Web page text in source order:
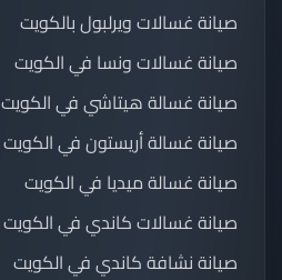
صيانة غسالات ويرلبول بالكويت
صيانة غسالات ونسا في الكويت
صيانة غسالة هيتاشي في الكويت
صيانة غسالة أريستون في الكويت
صيانة غسالة ميديا في الكويت
صيانة غسالات كاندي في الكويت
صيانة نشافة كاندي في الكويت